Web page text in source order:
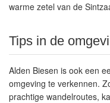
warme zetel van de
Tips in de
Alden Biesen is ook een
omgeving te verkennen.
prachtige wandelroutes,